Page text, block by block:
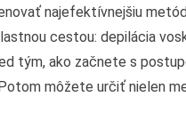
najefektívnejšiu
cestou: depilácia
tým, ako začnete s
môžete určiť nielen